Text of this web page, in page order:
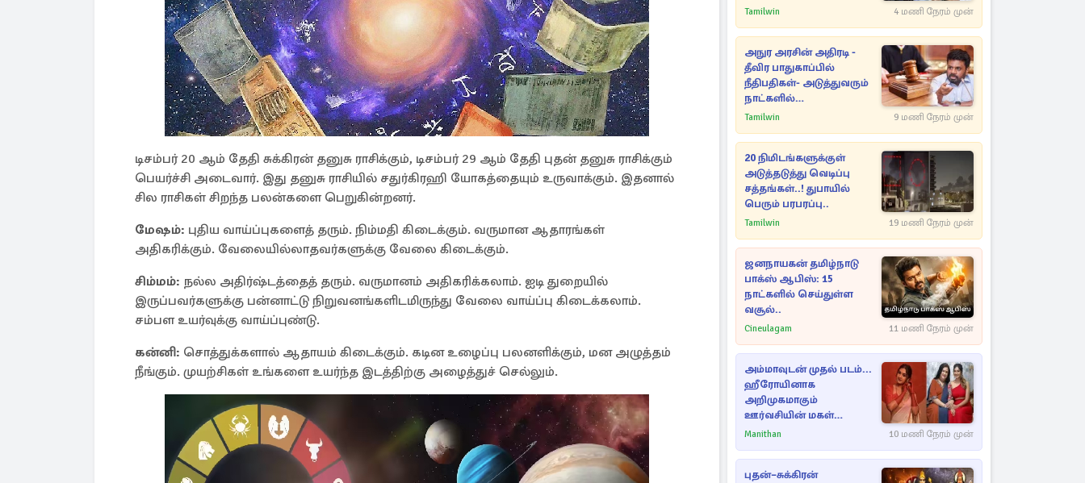
டிசம்பர் 20 ஆம் தேதி சுக்கிரன் தனுசு ராசிக்கும், டிசம்பர் 29 ஆம் தேதி புதன் தனுசு ராசிக்கும்
பெயர்ச்சி அடைவார். இது தனுசு ராசியில் சதுர்கிரஹி யோகத்தையும் உருவாக்கும். இதனால்
சில ராசிகள் சிறந்த பலன்களை பெறுகின்றனர்.
மேஷம்: புதிய வாய்ப்புகளைத் தரும். நிம்மதி கிடைக்கும். வருமான ஆதாரங்கள்
அதிகரிக்கும். வேலையில்லாதவர்களுக்கு வேலை கிடைக்கும்.
சிம்மம்: நல்ல அதிர்ஷ்டத்தைத் தரும். வருமானம் அதிகரிக்கலாம். ஐடி துறையில்
இருப்பவர்களுக்கு பன்னாட்டு நிறுவனங்களிடமிருந்து வேலை வாய்ப்பு கிடைக்கலாம்.
சம்பள உயர்வுக்கு வாய்ப்புண்டு.
கன்னி: சொத்துக்களால் ஆதாயம் கிடைக்கும். கடின உழைப்பு பலனளிக்கும், மன அழுத்தம்
நீங்கும். முயற்சிகள் உங்களை உயர்ந்த இடத்திற்கு அழைத்துச் செல்லும்.
நட்புகள்
Tamilwin 4 மணி நேரம் முன்
அநுர அரசின் அதிரடி -
தீவிர பாதுகாப்பில்
நீதிபதிகள்- அடுத்துவரும்
நாட்களில்
அம்பலமாகவுள்ள ரகசியம்
Tamilwin 9 மணி நேரம் முன்
20 நிமிடங்களுக்குள்
அடுத்தடுத்து வெடிப்பு
சத்தங்கள்..! துபாயில்
பெரும் பரபரப்பு..
Tamilwin 19 மணி நேரம் முன்
ஜனநாயகன் தமிழ்நாடு
பாக்ஸ் ஆபிஸ்: 15
நாட்களில் செய்துள்ள
வசூல்..
Cineulagam 11 மணி நேரம் முன்
அம்மாவுடன் முதல் படம்...
ஹீரோயினாக
அறிமுகமாகும்
ஊர்வசியின் மகள்
தேஜலட்சுமி!
Manithan 10 மணி நேரம் முன்
புதன்–சுக்கிரன்